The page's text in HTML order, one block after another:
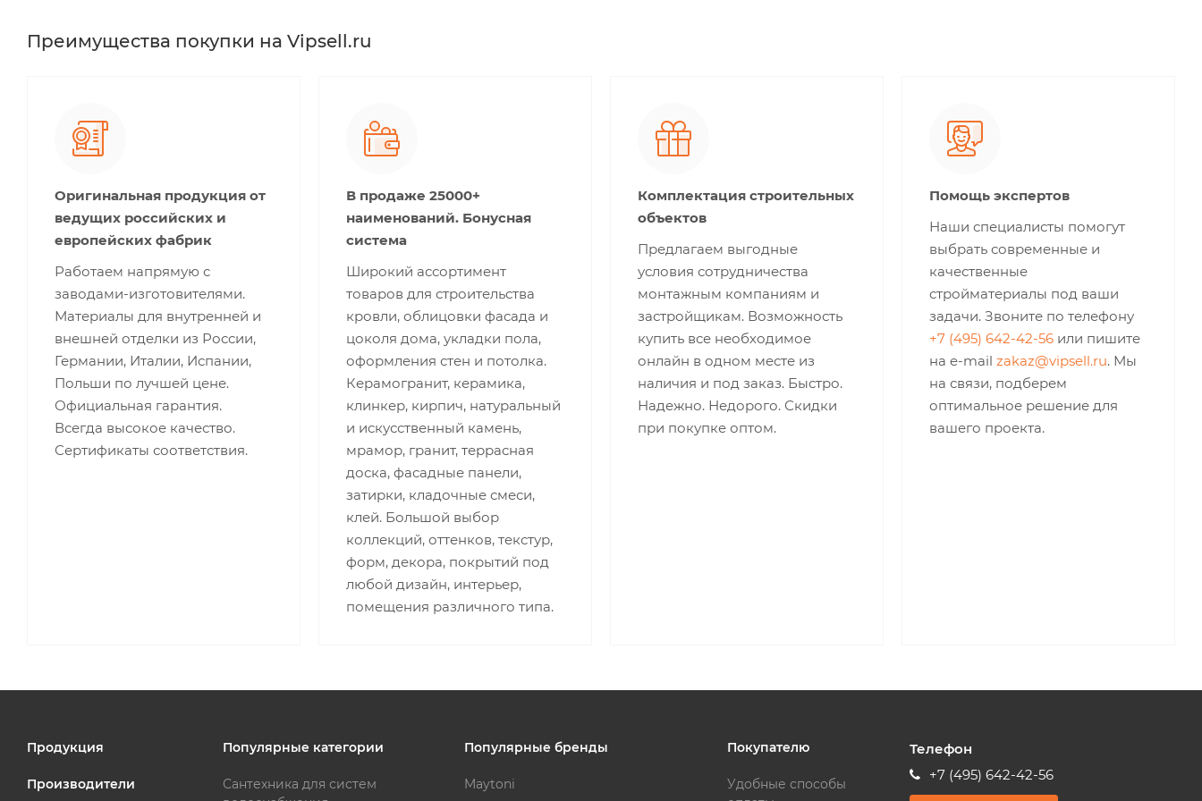
Преимущества покупки на Vipsell.ru
Оригинальная продукция от
ведущих российских и
европейских фабрик
Работаем напрямую с
заводами-изготовителями.
Материалы для внутренней и
внешней отделки из России,
Германии, Италии, Испании,
Польши по лучшей цене.
Официальная гарантия.
Всегда высокое качество.
Сертификаты соответствия.
В продаже 25000+
наименований. Бонусная
система
Широкий ассортимент
товаров для строительства
кровли, облицовки фасада и
цоколя дома, укладки пола,
оформления стен и потолка.
Керамогранит, керамика,
клинкер, кирпич, натуральный
и искусственный камень,
мрамор, гранит, террасная
доска, фасадные панели,
затирки, кладочные смеси,
клей. Большой выбор
коллекций, оттенков, текстур,
форм, декора, покрытий под
любой дизайн, интерьер,
помещения различного типа.
Комплектация строительных
объектов
Предлагаем выгодные
условия сотрудничества
монтажным компаниям и
застройщикам. Возможность
купить все необходимое
онлайн в одном месте из
наличия и под заказ. Быстро.
Надежно. Недорого. Скидки
при покупке оптом.
Помощь экспертов
Наши специалисты помогут
выбрать современные и
качественные
стройматериалы под ваши
задачи. Звоните по телефону
+7 (495) 642-42-56 или пишите
на e-mail zakaz@vipsell.ru. Мы
на связи, подберем
оптимальное решение для
вашего проекта.
Продукция
Производители
Популярные категории
Сантехника для систем
Популярные бренды
Maytoni
Покупателю
Удобные способы
Телефон
+7 (495) 642-42-56